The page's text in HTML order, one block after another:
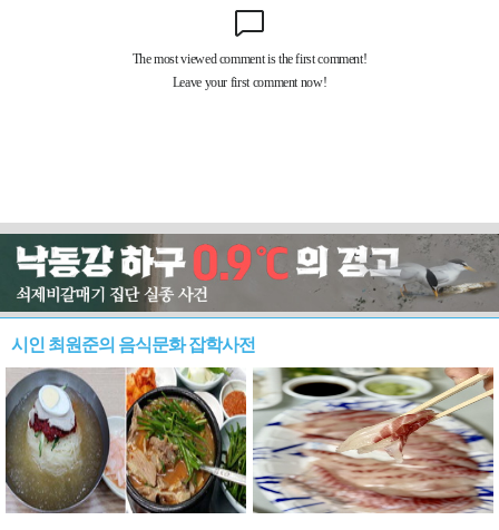
시인 최원준의 음식문화 잡학사전